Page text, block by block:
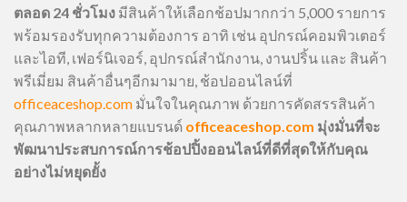
ตลอด 24 ชั่วโมง มีสินค้าให้เลือกช้อปมากกว่า 5,000 รายการ
พร้อมรองรับทุกความต้องการ อาทิ เช่น อุปกรณ์คอมพิวเตอร์
และไอที, เฟอร์นิเจอร์, อุปกรณ์สำนักงาน, งานปริ้น และ สินค้า
พรีเมี่ยม สินค้าอื่นๆอีกมามาย, ช้อปออนไลน์ที่
officeaceshop.com มั่นใจในคุณภาพ ด้วยการคัดสรรสินค้า
คุณภาพหลากหลายแบรนด์ officeaceshop.com มุ่งมั่นที่จะ
พัฒนาประสบการณ์การช้อปปิ้งออนไลน์ที่ดีที่สุดให้กับคุณ
อย่างไม่หยุดยั้ง